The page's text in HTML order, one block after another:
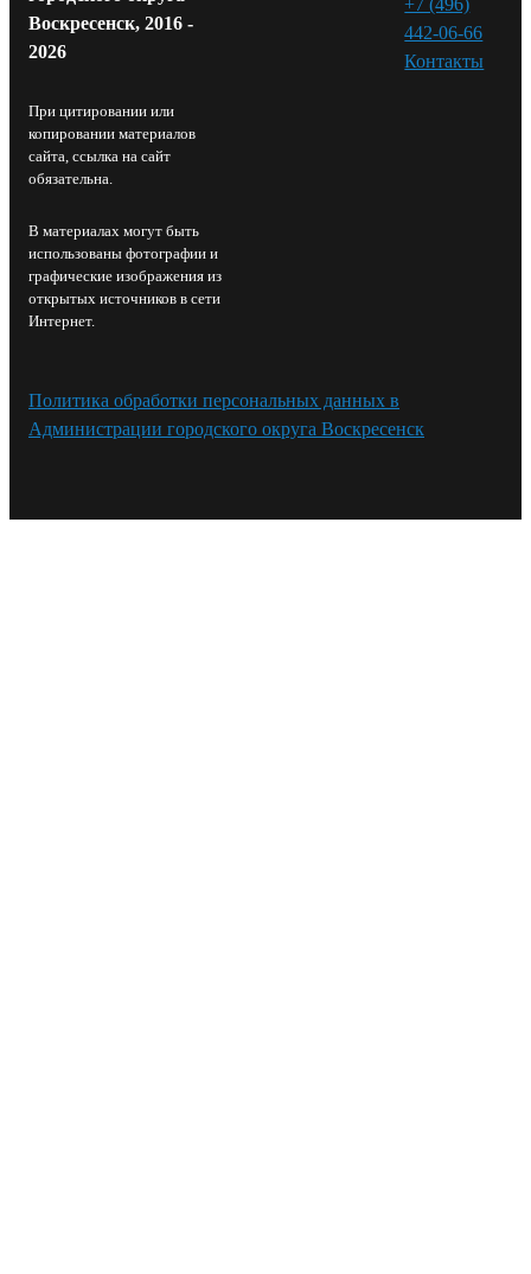
Воскресенск, 2016 -
2026
При цитировании или
копировании материалов
сайта, ссылка на сайт
обязательна.
В материалах могут быть
использованы фотографии и
графические изображения из
открытых источников в сети
Интернет.
442-06-66
Контакты⁠
Политика обработки персональных данных в
Администрации городского округа Воскресенск